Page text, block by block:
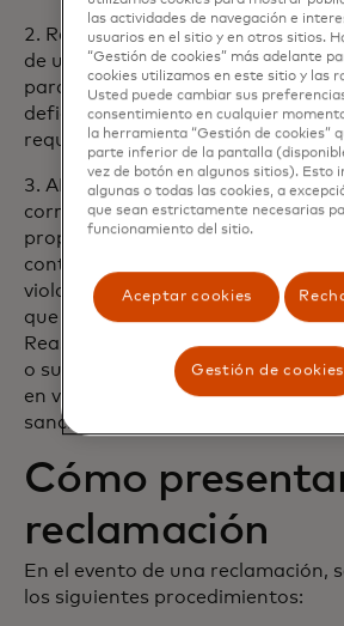
2. Reclamaciones que se deriven
de una agencia de viajes o un
para realizar un recorrido guiado
deficiencia en el número de
requieren para iniciar el recorrido
3. AIG (La Compañía y / o
correspondiente, no será
proporcionar cualquier cobertura
continuación de pago si el hacerlo
violación de cualquier ley o
que expondría a AIG (La
Reasegurador correspondiente,
o su entidad controlante ulterior
en virtud de cualquier ley o
sanciones.
Cómo
reclamación
En el evento de una reclamación,
los siguientes procedimientos:
las actividades de navegación e
usuarios en el sitio y en otros sitios.
“Gestión de cookies” más adelante
cookies utilizamos en este sitio y las
Usted puede cambiar sus
consentimiento en cualquier
la herramienta “Gestión de cookies”
parte inferior de la pantalla
vez de botón en algunos sitios). Esto
algunas o todas las cookies, a
que sean estrictamente necesarias
funcionamiento del sitio.
Aceptar cookies
Gestión de cookies